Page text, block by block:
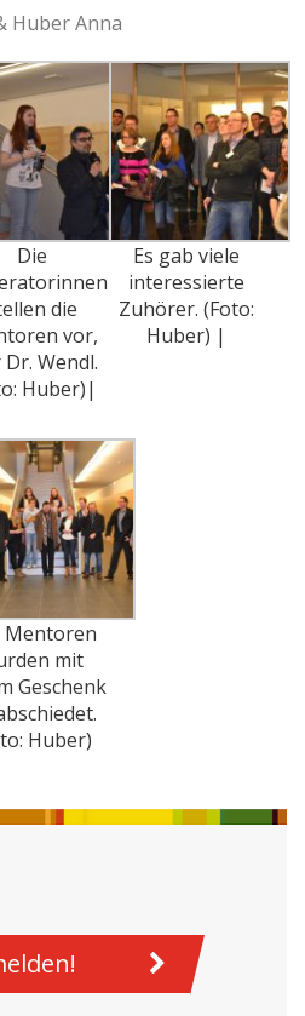
Huber Anna
Die
die
vor,
Wendl.
Huber)|
Es gab viele
interessierte
Zuhörer. (Foto:
Huber) |
Mentoren
mit
Geschenk
Huber)